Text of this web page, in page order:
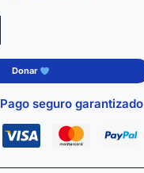
Donar
Pago seguro garantizado